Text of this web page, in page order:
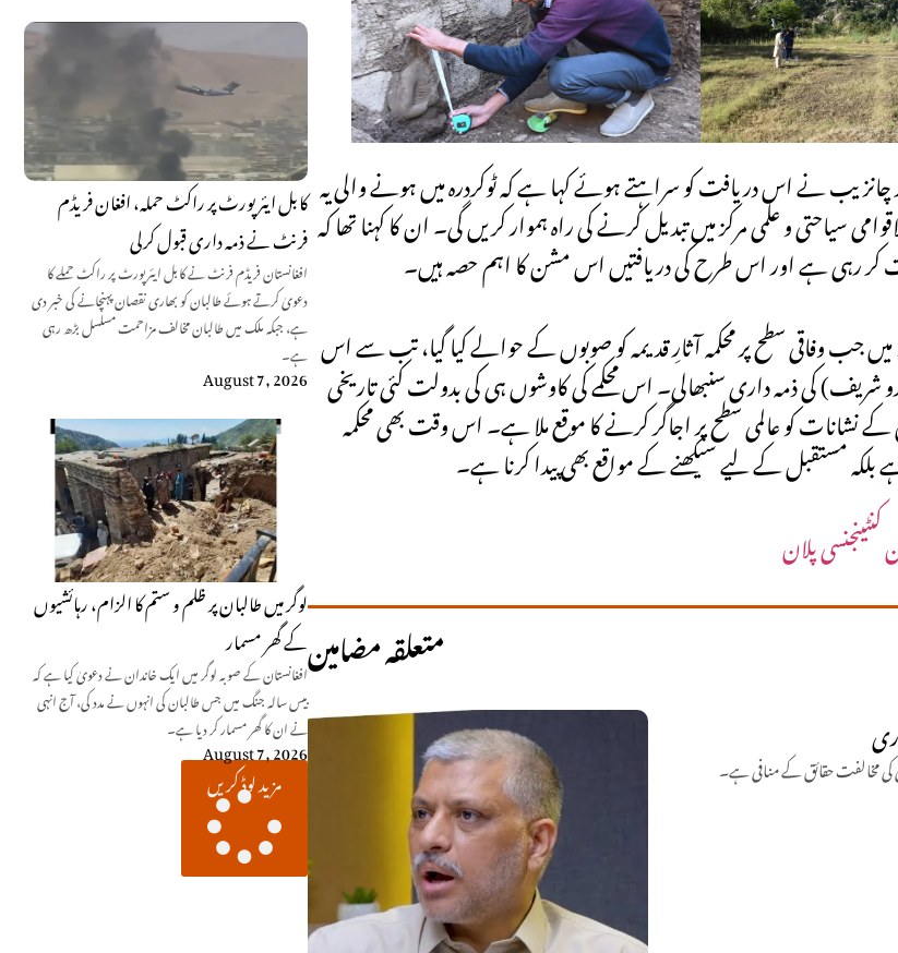
کابل ایئرپورٹ پر راکٹ حملہ، افغان فریڈم
فرنٹ نے ذمہ داری قبول کرلی
افغانستان فریڈم فرنٹ نے کابل ایئرپورٹ پر راکٹ حملے کا
دعویٰ کرتے ہوئے طالبان کو بھاری نقصان پہنچانے کی خبر دی
ہے، جبکہ ملک میں طالبان مخالف مزاحمت مسلسل بڑھ رہی
ہے۔
August 7, 2026
لوگر میں طالبان پر ظلم و ستم کا الزام، رہائشیوں
کے گھر مسمار
افغانستان کے صوبہ لوگر میں ایک خاندان نے دعویٰ کیا ہے کہ
بیس سالہ جنگ میں جس طالبان کی انہوں نے مدد کی، آج انہی
نے ان کا گھر مسمار کر دیا ہے۔
August 7, 2026
مزید لوڈ کریں
چانزیب نے اس دریافت کو سراہتے ہوئے کہا ہے کہ ٹوکردرہ میں ہونے والی یہ
سیاحتی و علمی مرکز میں تبدیل کرنے کی راہ ہموار کریں گی۔ ان کا کہنا تھا کہ
کر رہی ہے اور اس طرح کی دریافتیں اس مشن کا اہم حصہ ہیں۔
محکمہ آثارِ قدیمہ و عجائب گھر خیبر پختونخوا 1992 میں قائم کیا گیا تھا اور 2011 میں جب وفاقی سطح پر محکمہ آثارِ قدیمہ کو صوبوں کے حوالے کیا گیا، تب سے اس
اور سوات میوزیم (سیدو شریف) کی ذمہ داری سنبھالی۔ اس محکمے کی کاوشوں ہی کی بدولت کئی تاریخی
نشانات کو عالمی سطح پر اجاگر کرنے کا موقع ملا ہے۔ اس وقت بھی محکمہ
مستقبل کے لیے سیکھنے کے مواقع بھی پیدا کرنا ہے۔
پلان
متعلقہ مضامین
کی مخالفت حقائق کے منافی ہے۔